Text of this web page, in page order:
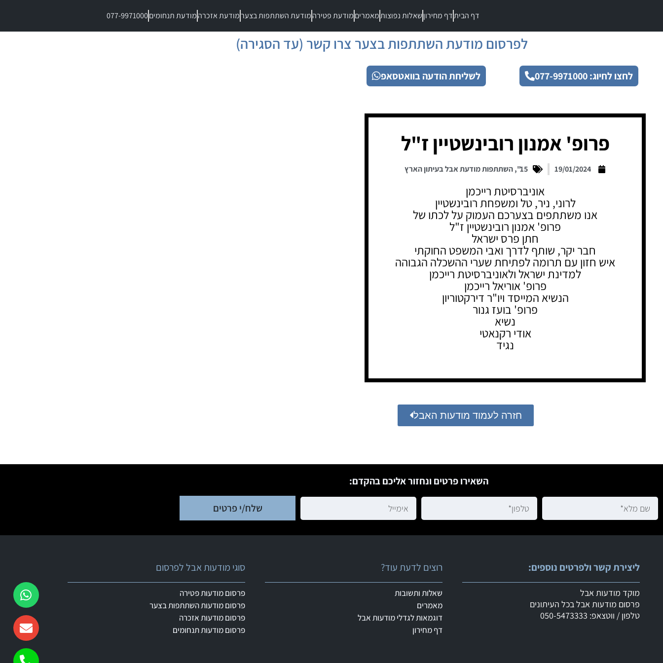
דף הביתדף מחירוןשאלות נפוצותמאמריםמודעת פטירהמודעת השתתפות בצערמודעת אזכרהמודעת תנחומים077-9971000
לפרסום מודעת השתתפות בצער צרו קשר (עד הסגירה)
לחצו לחיוג: 077-9971000 לשליחת הודעה בוואטסאפ
פרופ' אמנון רובינשטיין ז"ל
19/01/2024
15"
,השתתפות מודעת אבל בעיתון הארץ
אוניברסיטת רייכמן
לרוני, ניר, טל ומשפחת רובינשטיין
אנו משתתפים בצערכם העמוק על לכתו של
פרופ' אמנון רובינשטיין ז"ל
חתן פרס ישראל
חבר יקר, שותף לדרך ואבי המשפט החוקתי
איש חזון עם תרומה לפתיחת שערי ההשכלה הגבוהה
למדינת ישראל ולאוניברסיטת רייכמן
פרופ' אוריאל רייכמן
הנשיא המייסד ויו"ר דירקטוריון
פרופ' בועז גנור
נשיא
אודי רקנאטי
נגיד
חזרה לעמוד מודעות האבל
השאירו פרטים ונחזור אליכם בהקדם:
שלח/י פרטים
ליצירת קשר ולפרטים נוספים:
מוקד מודעות אבל
פרסום מודעות אבל בכל העיתונים
טלפון / ווטצאפ: 050-5473333
רוצים לדעת עוד?
שאלות ותשובות
מאמרים
דוגמאות לגדלי מודעות אבל
דף מחירון
סוגי מודעות אבל לפרסום
פרסום מודעות פטירה
פרסום מודעות השתתפות בצער
פרסום מודעות אזכרה
פרסום מודעות תנחומים